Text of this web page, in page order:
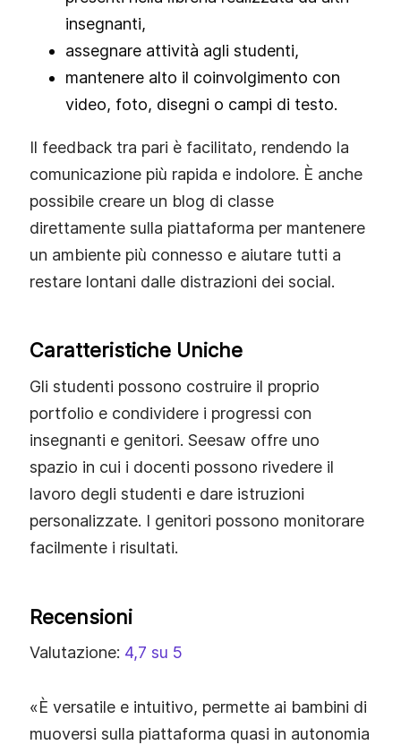
insegnanti,
assegnare attività agli studenti,
mantenere alto il coinvolgimento con
video, foto, disegni o campi di testo.
Il feedback tra pari è facilitato, rendendo la
comunicazione più rapida e indolore. È anche
possibile creare un blog di classe
direttamente sulla piattaforma per mantenere
un ambiente più connesso e aiutare tutti a
restare lontani dalle distrazioni dei social.
Caratteristiche Uniche
Gli studenti possono costruire il proprio
portfolio e condividere i progressi con
insegnanti e genitori. Seesaw offre uno
spazio in cui i docenti possono rivedere il
lavoro degli studenti e dare istruzioni
personalizzate. I genitori possono monitorare
facilmente i risultati.
Recensioni
Valutazione: 4,7 su 5
«È versatile e intuitivo, permette ai bambini di
muoversi sulla piattaforma quasi in autonomia